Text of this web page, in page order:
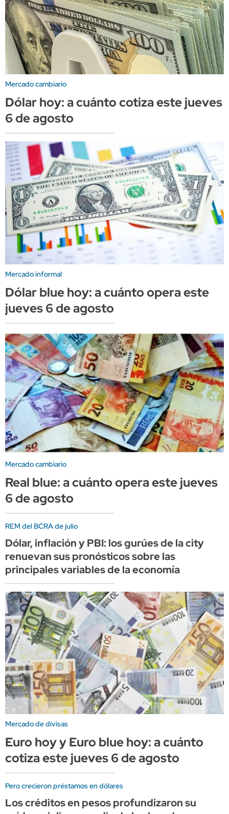
Mercado cambiario
Dólar hoy: a cuánto cotiza este jueves
6 de agosto
Mercado informal
Dólar blue hoy: a cuánto opera este
jueves 6 de agosto
Mercado cambiario
Real blue: a cuánto opera este jueves
6 de agosto
REM del BCRA de julio
Dólar, inflación y PBI: los gurúes de la city
renuevan sus pronósticos sobre las
principales variables de la economía
Mercado de divisas
Euro hoy y Euro blue hoy: a cuánto
cotiza este jueves 6 de agosto
Pero crecieron préstamos en dólares
Los créditos en pesos profundizaron su